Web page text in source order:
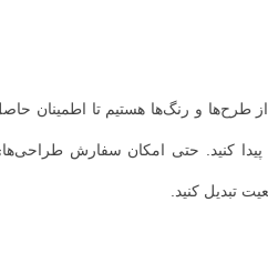
طرح‌ها و رنگ‌ها هستیم تا اطمینان
پیدا کنید. حتی امکان سفارش
تبدیل کنید.